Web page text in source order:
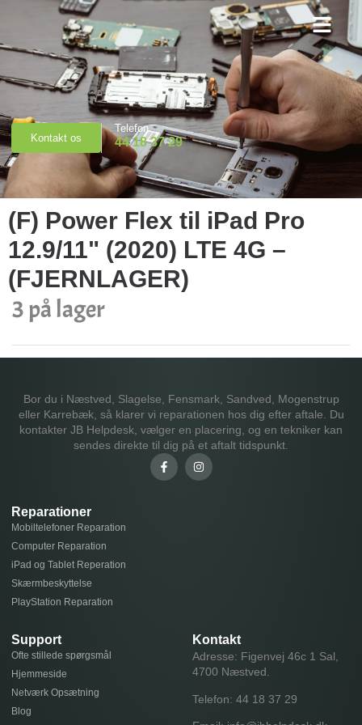
Kontakt os
Telefon
44 18 37 29
(F) Power Flex til iPad Pro
12.9/11" (2020) LTE 4G –
(FJERNLAGER)
3 på lager
Bor du i Næstved, Slagelse, Fensmark, Sandved, Mogenstrup
eller Karrebæk, så klarer vi reparationen hos dig efter aftale. Du
kontakter JB Helpdesk, vælger en placering, og en tekniker kan
sendes direkte til dig på et aftalt tidspunkt.
Reparationer
Mobiltelefoner Reparation
Computer Reparation
iPad og Tablet Reperation
Skærmbeskyttelse
PlayStation Reparation
Support
Ofte stillede spørgsmål
Hjemmeside
Netværk Opsætning
Blog
Kontakt
Adresse: Figenvej 46c 1 Sal,
4700 Næstved.
Telefon: 44 18 37 29